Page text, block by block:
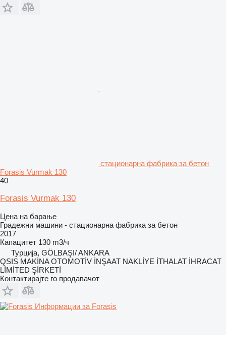
стационарна фабрика за бетон
Forasis Vurmak 130
40
Forasis Vurmak 130
Цена на барање
Градежни машини - стационарна фабрика за бетон
2017
Капацитет 130 m3/ч
Турција, GÖLBAŞI/ ANKARA
QSIS MAKİNA OTOMOTİV İNŞAAT NAKLİYE İTHALAT İHRACAT
LİMİTED ŞİRKETİ
Контактирајте го продавачот
Информации за Forasis